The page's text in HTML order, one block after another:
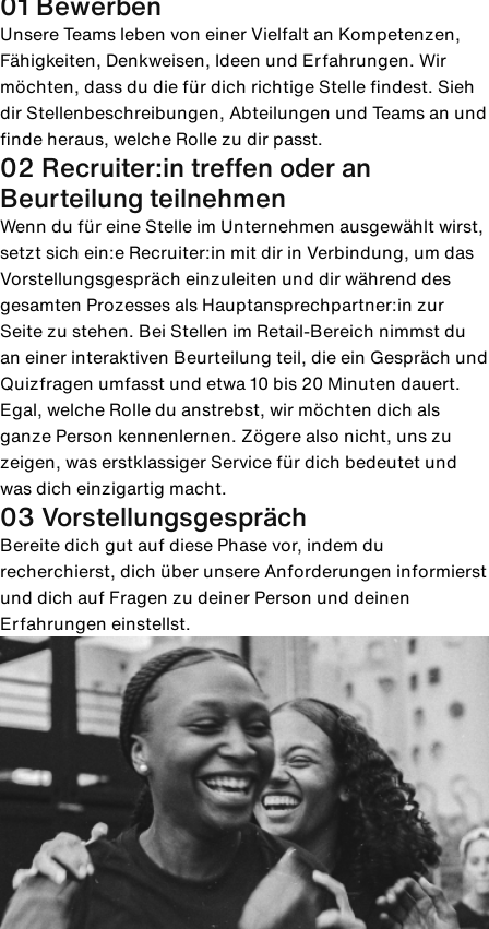
Unsere Teams leben von einer Vielfalt an Kompetenzen,
Fähigkeiten, Denkweisen, Ideen und Erfahrungen. Wir
möchten, dass du die für dich richtige Stelle findest. Sieh
dir Stellenbeschreibungen, Abteilungen und Teams an und
finde heraus, welche Rolle zu dir passt.
02 Recruiter:in treffen oder an
Beurteilung teilnehmen
Wenn du für eine Stelle im Unternehmen ausgewählt wirst,
setzt sich ein:e Recruiter:in mit dir in Verbindung, um das
Vorstellungsgespräch einzuleiten und dir während des
gesamten Prozesses als Hauptansprechpartner:in zur
Seite zu stehen. Bei Stellen im Retail-Bereich nimmst du
an einer interaktiven Beurteilung teil, die ein Gespräch und
Quizfragen umfasst und etwa 10 bis 20 Minuten dauert.
Egal, welche Rolle du anstrebst, wir möchten dich als
ganze Person kennenlernen. Zögere also nicht, uns zu
zeigen, was erstklassiger Service für dich bedeutet und
was dich einzigartig macht.
03 Vorstellungsgespräch
Bereite dich gut auf diese Phase vor, indem du
recherchierst, dich über unsere Anforderungen informierst
und dich auf Fragen zu deiner Person und deinen
Erfahrungen einstellst.